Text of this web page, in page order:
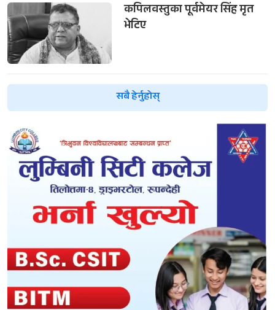
कपिलवस्तुका पूर्वमेयर सिंह मृत
भेटिए
सबै हेर्नुहोस्